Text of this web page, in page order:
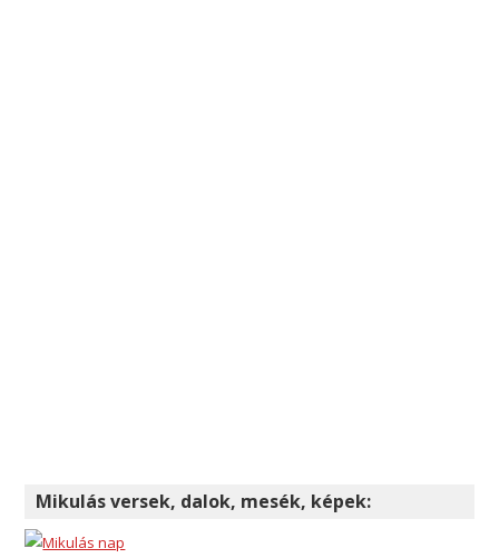
Mikulás versek, dalok, mesék, képek: